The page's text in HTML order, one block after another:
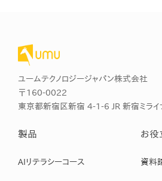
ユームテクノロジージャパン株式会社
〒160-0022
東京都新宿区新宿 4-1-6 JR 新宿ミライ
製品
AIリテラシーコース
お役
資料